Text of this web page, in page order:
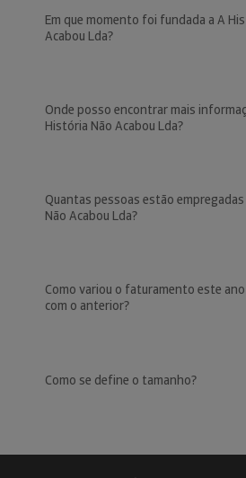
Em que momento foi fundada a A
Acabou Lda?
Onde posso encontrar mais
História Não Acabou Lda?
Quantas pessoas estão
Não Acabou Lda?
Como variou o faturamento este
com o anterior?
Como se define o tamanho?